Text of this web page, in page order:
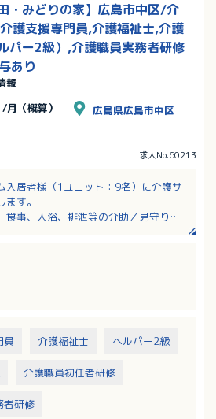
・みどりの家】広島市中区/介
護支援専門員,介護福祉士,介護
パー2級）,介護職員実務者研修
あり
報
/月（概算） 広島県広島市中区
求人No.60213
入居者様（1ユニット：9名）に介護サ
す。
食事、入浴、排泄等の介助／見守り
員 介護福祉士 ヘルパー2級
介護職員初任者研修
者研修